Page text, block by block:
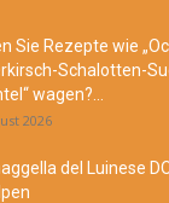
Sie Rezepte wie
Schalotten-
wagen?...
2026
del Luinese